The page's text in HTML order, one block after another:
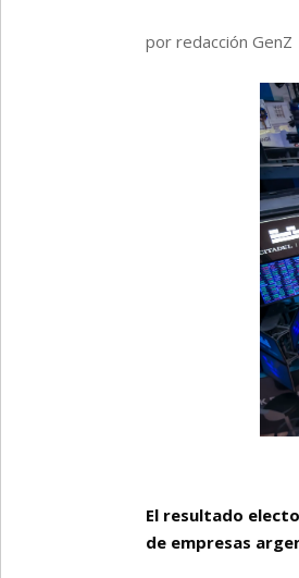
porredacción GenZ
El resultado
de empresas